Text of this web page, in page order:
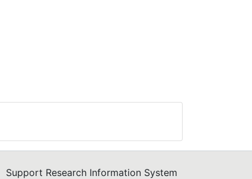
Support Research Information System